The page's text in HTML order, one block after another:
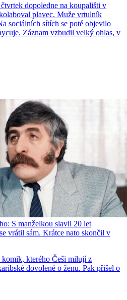
dopoledne na koupališti v
plavec. Muže vrtulník
sociálních sítích se poté objevilo
Záznam vzbudil velký ohlas, v
S manželkou slavil 20 let
vrátil sám. Krátce nato skončil v
komik, kterého Češi milují z
dovolené o ženu. Pak přišel o